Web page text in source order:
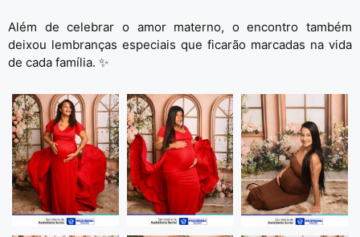
Além de celebrar o amor materno, o encontro também
deixou lembranças especiais que ficarão marcadas na vida
de cada família. ✨